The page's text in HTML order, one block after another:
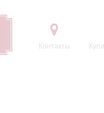
Контакты